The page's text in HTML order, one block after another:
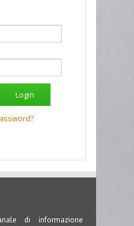
di informazione